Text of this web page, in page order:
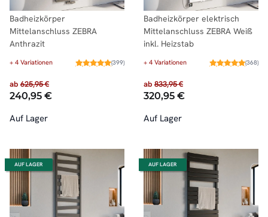
Badheizkörper
Mittelanschluss ZEBRA
Anthrazit
+ 4 Variationen (399)
ab 625,95 €
240,95 €
Auf Lager
Badheizkörper elektrisch
Mittelanschluss ZEBRA Weiß
inkl. Heizstab
+ 4 Variationen (368)
ab 833,95 €
320,95 €
Auf Lager
AUF LAGER AUF LAGER